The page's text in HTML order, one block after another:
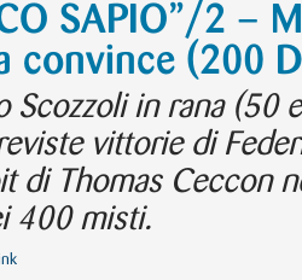
SAPIO”/2 –
convince (200
Scozzoli in rana (50
vittorie di
di Thomas Ceccon
400 misti.